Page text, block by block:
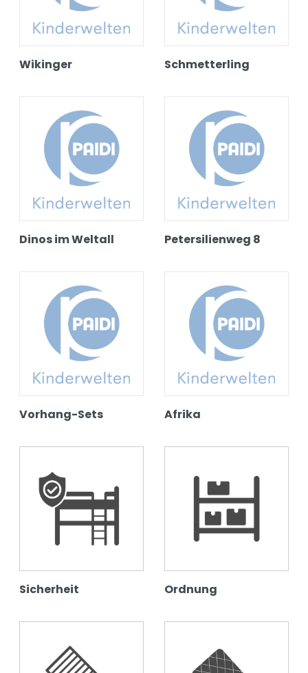
Wikinger Schmetterling
Dinos im Weltall Petersilienweg 8
Vorhang-Sets Afrika
Sicherheit Ordnung